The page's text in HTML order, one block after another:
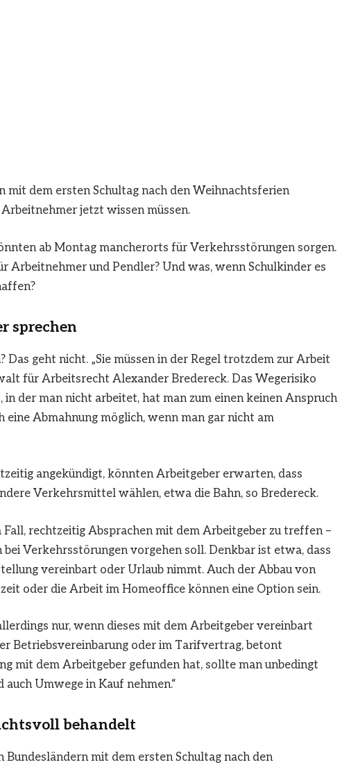
dem ersten Schultag nach den Weihnachtsferien
jetzt wissen müssen.
ab Montag mancherorts für Verkehrsstörungen sorgen.
Arbeitnehmer und Pendler? Und was, wenn Schulkinder es
sprechen
geht nicht. „Sie müssen in der Regel trotzdem zur Arbeit
für Arbeitsrecht Alexander Bredereck. Das Wegerisiko
der man nicht arbeitet, hat man zum einen keinen Anspruch
eine Abmahnung möglich, wenn man gar nicht am
angekündigt, könnten Arbeitgeber erwarten, dass
Verkehrsmittel wählen, etwa die Bahn, so Bredereck.
rechtzeitig Absprachen mit dem Arbeitgeber zu treffen –
Verkehrsstörungen vorgehen soll. Denkbar ist etwa, dass
vereinbart oder Urlaub nimmt. Auch der Abbau von
oder die Arbeit im Homeoffice können eine Option sein.
nur, wenn dieses mit dem Arbeitgeber vereinbart
Betriebsvereinbarung oder im Tarifvertrag, betont
mit dem Arbeitgeber gefunden hat, sollte man unbedingt
Umwege in Kauf nehmen.“
behandelt
mit dem ersten Schultag nach den